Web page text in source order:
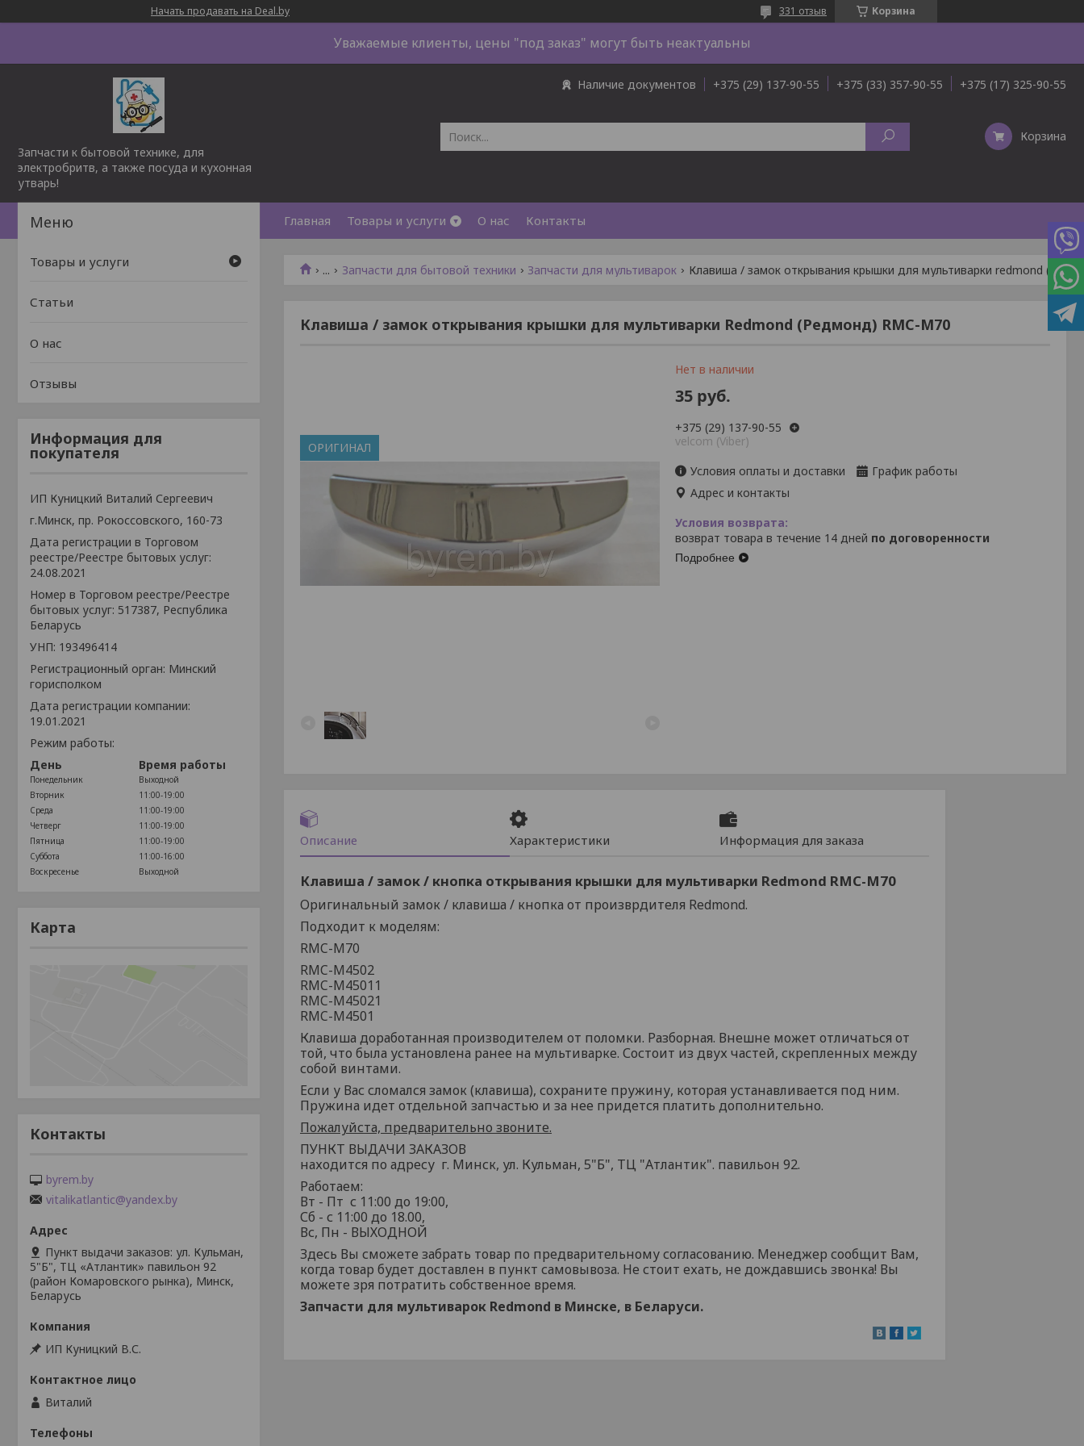
Начать продавать на Deal.by Корзина
331 отзыв
Уважаемые клиенты, цены "под заказ" могут быть неактуальны
Запчасти к бытовой технике, для
электробритв, а также посуда и кухонная
утварь!
Наличие документов +375 (29) 137-90-55 +375 (33) 357-90-55 +375 (17) 325-90-55
Корзина
Главная Товары и услуги О нас Контакты
... Запчасти для бытовой техники Запчасти для мультиварок Клавиша / замок открывания крышки для мультиварки redmond (редмонд) rmc-m70
Клавиша / замок открывания крышки для мультиварки Redmond (Редмонд) RMC-M70
ОРИГИНАЛ
Нет в наличии
35 руб.
+375 (29) 137-90-55
velcom (Viber)
Условия оплаты и доставки
График работы
Адрес и контакты
возврат товара в течение 14 дней по договоренности
Подробнее
Описание Характеристики Информация для заказа
Клавиша / замок / кнопка открывания крышки для мультиварки Redmond RMC-M70
Оригинальный замок / клавиша / кнопка от произврдителя Redmond.
Подходит к моделям:
RMC-M70
RMC-M4502
RMC-M45011
RMC-M45021
RMC-M4501
Клавиша доработанная производителем от поломки. Разборная. Внешне может отличаться от
той, что была установлена ранее на мультиварке. Состоит из двух частей, скрепленных между
собой винтами.
Если у Вас сломался замок (клавиша), сохраните пружину, которая устанавливается под ним.
Пружина идет отдельной запчастью и за нее придется платить дополнительно.
Пожалуйста, предварительно звоните.
ПУНКТ ВЫДАЧИ ЗАКАЗОВ
находится по адресу г. Минск, ул. Кульман, 5"Б", ТЦ "Атлантик". павильон 92.
Работаем:
Вт - Пт с 11:00 до 19:00,
Сб - с 11:00 до 18.00,
Вс, Пн - ВЫХОДНОЙ
Здесь Вы сможете забрать товар по предварительному согласованию. Менеджер сообщит Вам,
когда товар будет доставлен в пункт самовывоза. Не стоит ехать, не дождавшись звонка! Вы
можете зря потратить собственное время.
Запчасти для мультиварок Redmond в Минске, в Беларуси.
Товары и услуги
Статьи
О нас
Отзывы
Информация для
покупателя
ИП Куницкий Виталий Сергеевич
г.Минск, пр. Рокоссовского, 160-73
Дата регистрации в Торговом
реестре/Реестре бытовых услуг:
24.08.2021
Номер в Торговом реестре/Реестре
бытовых услуг: 517387, Республика
Беларусь
УНП: 193496414
Регистрационный орган: Минский
горисполком
Дата регистрации компании:
19.01.2021
Режим работы:
День
Время работы
Понедельник
Выходной
Вторник
11:00-19:00
Среда
11:00-19:00
Четверг
11:00-19:00
Пятница
11:00-19:00
Суббота
11:00-16:00
Воскресенье
Выходной
Карта
Контакты
byrem.by
vitalikatlantic@yandex.by
Пункт выдачи заказов: ул. Кульман,
5"Б", ТЦ «Атлантик» павильон 92
(район Комаровского рынка), Минск,
Беларусь
ИП Куницкий В.С.
Виталий